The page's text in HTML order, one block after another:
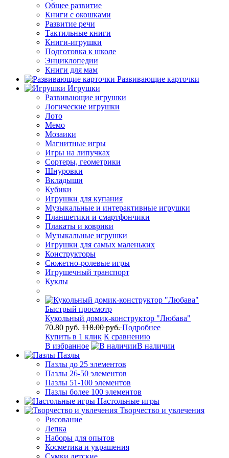
Общее развитие
Книги с окошками
Развитие речи
Тактильные книги
Книги-игрушки
Подготовка к школе
Энциклопедии
Книги для мам
Развивающие карточки
Игрушки
Развивающие игрушки
Логические игрушки
Лото
Мемо
Мозаики
Магнитные игры
Игры на липучках
Сортеры, геометрики
Шнуровки
Вкладыши
Кубики
Игрушки для купания
Музыкальные и интерактивные игрушки
Планшетики и смартфончики
Плакаты и коврики
Музыкальные игрушки
Игрушки для самых маленьких
Конструкторы
Сюжетно-ролевые игры
Игрушечный транспорт
Куклы
Быстрый просмотр
Кукольный домик-конструктор "Любава"
70.80 руб. 118.00 руб.Подробнее
Купить в 1 клик К сравнению
В избранное
В наличии
Пазлы
Пазлы до 25 элементов
Пазлы 26-50 элементов
Пазлы 51-100 элементов
Пазлы более 100 элементов
Настольные игры
Творчество и увлечения
Рисование
Лепка
Наборы для опытов
Косметика и украшения
Сумки детские